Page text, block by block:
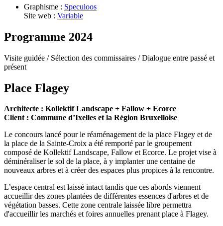
Graphisme : Speculoos
Site web : Variable
Programme 2024
Visite guidée / Sélection des commissaires /Dialogue entre passé et
présent
Place Flagey
Architecte : Kollektif Landscape + Fallow + Ecorce
Client : Commune d’Ixelles et la Région Bruxelloise
Le concours lancé pour le réaménagement de la place Flagey et de
la place de la Sainte-Croix a été remporté par le groupement
composé de Kollektif Landscape, Fallow et Ecorce. Le projet vise à
déminéraliser le sol de la place, à y implanter une centaine de
nouveaux arbres et à créer des espaces plus propices à la rencontre.
L’espace central est laissé intact tandis que ces abords viennent
accueillir des zones plantées de différentes essences d'arbres et de
végétation basses. Cette zone centrale laissée libre permettra
d'accueillir les marchés et foires annuelles prenant place à Flagey.